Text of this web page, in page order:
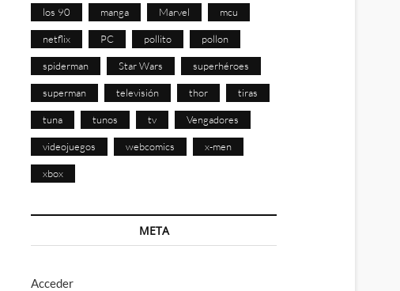
los 90 manga Marvel mcu
netflix PC pollito pollon
spiderman Star Wars superhéroes
superman televisión thor tiras
tuna tunos tv Vengadores
videojuegos webcomics x-men
xbox
META
Acceder